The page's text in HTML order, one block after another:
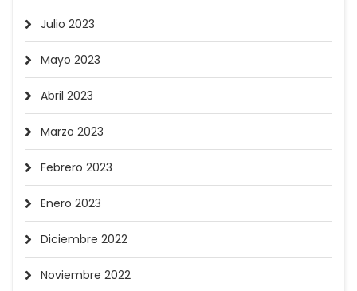
Julio 2023
Mayo 2023
Abril 2023
Marzo 2023
Febrero 2023
Enero 2023
Diciembre 2022
Noviembre 2022